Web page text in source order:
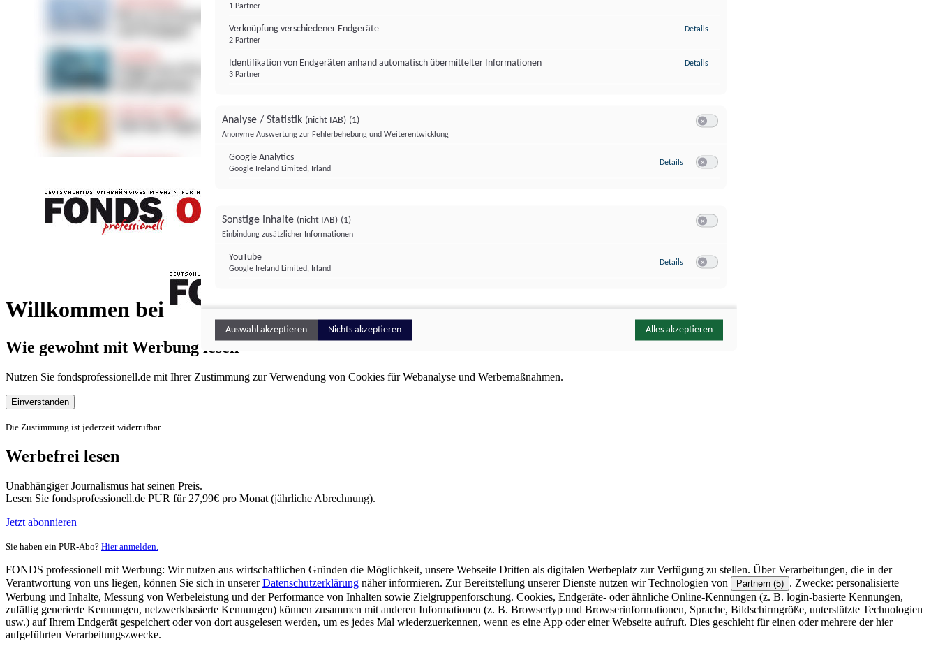
Willkommen bei
FONDS professionell
Wie gewohnt mit Werbung lesen
Nutzen Sie fondsprofessionell.de mit Ihrer Zustimmung zur Verwendung von Cookies für Webanalyse und Werbemaßnahmen.
Einverstanden
Die Zustimmung ist jederzeit widerrufbar.
Werbefrei lesen
Unabhängiger Journalismus hat seinen Preis.
Lesen Sie fondsprofessionell.de PUR für 27,99€ pro Monat (jährliche Abrechnung).
Jetzt abonnieren
Sie haben ein PUR-Abo? Hier anmelden.
FONDS professionell mit Werbung: Wir nutzen aus wirtschaftlichen Gründen die Möglichkeit, unsere Webseite Dritten als digitalen Werbeplatz zur Verfügung zu stellen. Über Verarbeitungen, die in der
Verantwortung von uns liegen, können Sie sich in unsererDatenschutzerklärung näher informieren. Zur Bereitstellung unserer Dienste nutzen wir Technologien von Partnern (5) . Zwecke: personalisierte
Werbung und Inhalte, Messung von Werbeleistung und der Performance von Inhalten sowie Zielgruppenforschung. Cookies, Endgeräte- oder ähnliche Online-Kennungen (z. B. login-basierte Kennungen,
zufällig generierte Kennungen, netzwerkbasierte Kennungen) können zusammen mit anderen Informationen (z. B. Browsertyp und Browserinformationen, Sprache, Bildschirmgröße, unterstützte Technologien
usw.) auf Ihrem Endgerät gespeichert oder von dort ausgelesen werden, um es jedes Mal wiederzuerkennen, wenn es eine App oder einer Webseite aufruft. Dies geschieht für einen oder mehrere der hier
aufgeführten Verarbeitungszwecke.
1 Partner
Verknüpfung verschiedener Endgeräte
2 Partner
Details
Identifikation von Endgeräten anhand automatisch übermittelter Informationen
3 Partner
Details
Analyse / Statistik (nicht IAB) (1)
Anonyme Auswertung zur Fehlerbehebung und Weiterentwicklung
Google Analytics
Google Ireland Limited, Irland
Details zu Google Analytics
Sonstige Inhalte (nicht IAB) (1)
Einbindung zusätzlicher Informationen
YouTube
Google Ireland Limited, Irland
Details zu YouTube
Auswahl akzeptieren Nichts akzeptieren Alles akzeptieren